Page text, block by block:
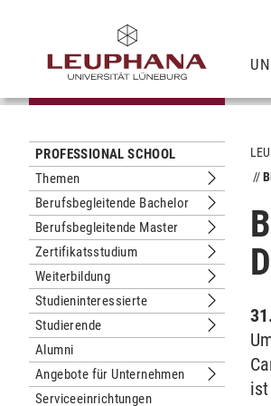
PROFESSIONAL SCHOOL
Themen
Untermenu
Berufsbegleitende Bachelor
Berufsbegleitende Master
Zertifikatsstudium
Weiterbildung
Untermenu
Studieninteressierte
Studierende
Alumni
Angebote für Unternehmen
Serviceeinrichtungen